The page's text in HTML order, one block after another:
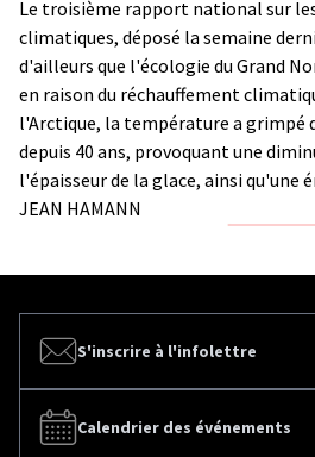
Le troisième rapport national sur
climatiques, déposé la semaine
d'ailleurs que l'écologie du Grand
en raison du réchauffement
l'Arctique, la température a grimpé
depuis 40 ans, provoquant une
l'épaisseur de la glace, ainsi qu'une
JEAN HAMANN
S'inscrire à l'infolettre
Calendrier des événements